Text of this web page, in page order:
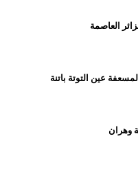
العاصمة
عين التوتة باتنة
وهران